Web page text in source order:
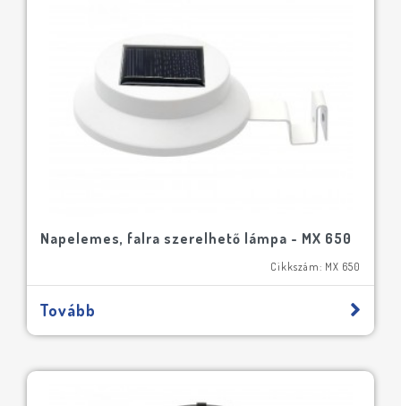
Napelemes, falra szerelhető lámpa - MX 650
Cikkszám: MX 650
Tovább